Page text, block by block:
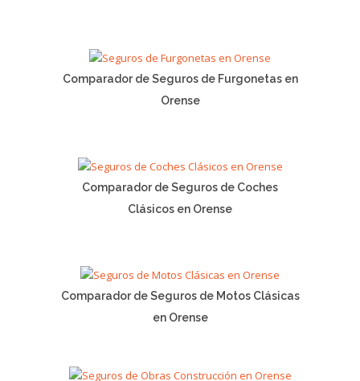
Comparador de Seguros de Furgonetas en
Orense
Comparador de Seguros de Coches
Clásicos en Orense
Comparador de Seguros de Motos Clásicas
en Orense